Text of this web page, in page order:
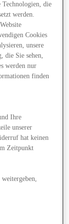
Technologien, die
werden.
Cookies
unsere
die Sie sehen,
werden nur
finden
Ihre
unserer
hat keinen
Zeitpunkt